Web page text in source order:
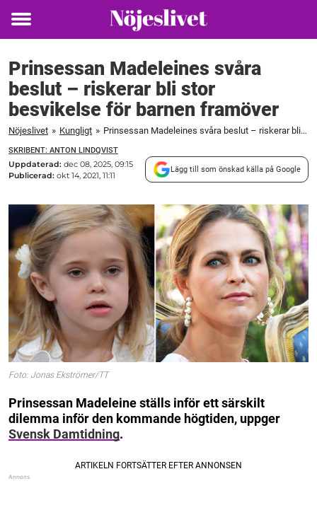
Toggle
Prinsessan Madeleines svåra
beslut – riskerar bli stor
besvikelse för barnen framöver
Nöjeslivet » Kungligt » Prinsessan Madeleines svåra beslut – riskerar bli stor besvikelse för barnen framöver
SKRIBENT: ANTON LINDQVIST
Uppdaterad: dec 08, 2025, 09:15
Publicerad: okt 14, 2021, 11:11
Lägg till som önskad källa på Google
Foto: Jonas Ekströmer/TT
Prinsessan Madeleine ställs inför ett särskilt
dilemma inför den kommande högtiden, uppger
Svensk Damtidning.